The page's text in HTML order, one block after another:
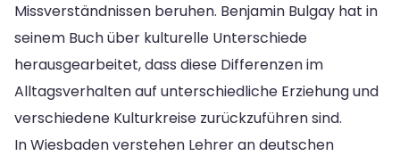
Missverständnissen beruhen. Benjamin Bulgay hat in
seinem Buch über kulturelle Unterschiede
herausgearbeitet, dass diese Differenzen im
Alltagsverhalten auf unterschiedliche Erziehung und
verschiedene Kulturkreise zurückzuführen sind.
In Wiesbaden verstehen Lehrer an deutschen